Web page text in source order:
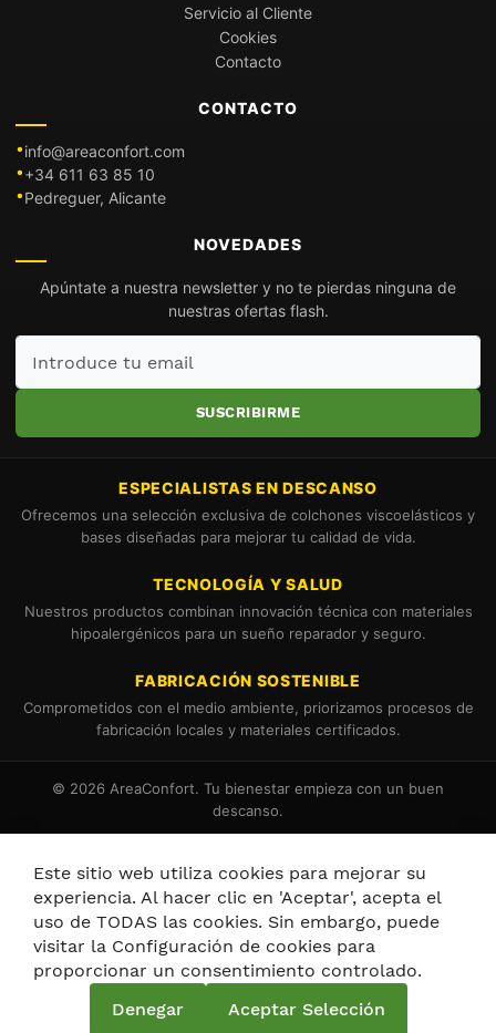
Servicio al Cliente
Cookies
Contacto
CONTACTO
info@areaconfort.com
+34 611 63 85 10
Pedreguer, Alicante
NOVEDADES
Apúntate a nuestra newsletter y no te pierdas ninguna de
nuestras ofertas flash.
Introduce
email
SUSCRIBIRME
ESPECIALISTAS EN DESCANSO
Ofrecemos una selección exclusiva de colchones viscoelásticos y
bases diseñadas para mejorar tu calidad de vida.
TECNOLOGÍA Y SALUD
Nuestros productos combinan innovación técnica con materiales
hipoalergénicos para un sueño reparador y seguro.
FABRICACIÓN SOSTENIBLE
Comprometidos con el medio ambiente, priorizamos procesos de
fabricación locales y materiales certificados.
© 2026 AreaConfort. Tu bienestar empieza con un buen
descanso.
Política de privacidad y cookies
Términos de búsqueda
Búsqueda avanzada
Este sitio web utiliza cookies para mejorar su
experiencia. Al hacer clic en 'Aceptar', acepta el
uso de TODAS las cookies. Sin embargo, puede
visitar la Configuración de cookies para
proporcionar un consentimiento controlado.
Denegar
Aceptar Selección